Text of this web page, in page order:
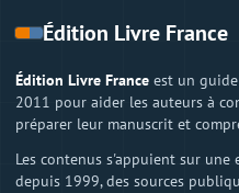
Édition Livre France
Édition Livre France est un
2011 pour aider les auteurs à
préparer leur manuscrit et
Les contenus s'appuient sur
depuis 1999, des sources